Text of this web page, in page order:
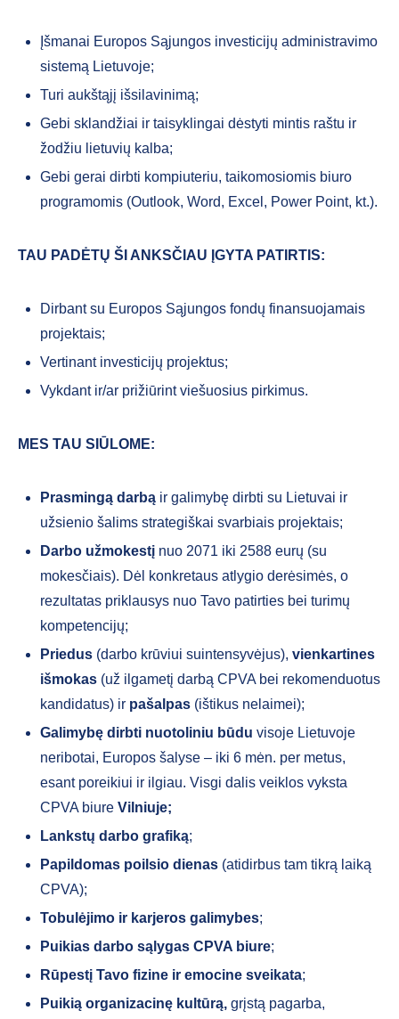
Įšmanai Europos Sąjungos investicijų administravimo
sistemą Lietuvoje;
Turi aukštąjį išsilavinimą;
Gebi sklandžiai ir taisyklingai dėstyti mintis raštu ir
žodžiu lietuvių kalba;
Gebi gerai dirbti kompiuteriu, taikomosiomis biuro
programomis (Outlook, Word, Excel, Power Point, kt.).
TAU PADĖTŲ ŠI ANKSČIAU ĮGYTA PATIRTIS:
Dirbant su Europos Sąjungos fondų finansuojamais
projektais;
Vertinant investicijų projektus;
Vykdant ir/ar prižiūrint viešuosius pirkimus.
MES TAU SIŪLOME:
Prasmingą darbą ir galimybę dirbti su Lietuvai ir
užsienio šalims strategiškai svarbiais projektais;
Darbo užmokestį nuo 2071 iki 2588 eurų (su
mokesčiais). Dėl konkretaus atlygio derėsimės, o
rezultatas priklausys nuo Tavo patirties bei turimų
kompetencijų;
Priedus (darbo krūviui suintensyvėjus), vienkartines
išmokas (už ilgametį darbą CPVA bei rekomenduotus
kandidatus) ir pašalpas (ištikus nelaimei);
Galimybę dirbti nuotoliniu būdu visoje Lietuvoje
neribotai, Europos šalyse – iki 6 mėn. per metus,
esant poreikiui ir ilgiau. Visgi dalis veiklos vyksta
CPVA biure Vilniuje;
Lankstų darbo grafiką;
Papildomas poilsio dienas (atidirbus tam tikrą laiką
CPVA);
Tobulėjimo ir karjeros galimybes;
Puikias darbo sąlygas CPVA biure;
Rūpestį Tavo fizine ir emocine sveikata;
Puikią organizacinę kultūrą, grįstą pagarba,